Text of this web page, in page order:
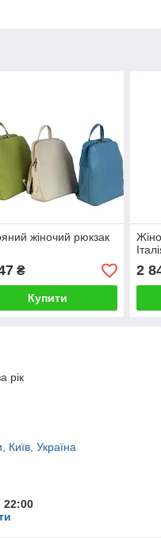
жіночий рюкзак
₴
Купити
2
рік
Київ, Україна
22:00